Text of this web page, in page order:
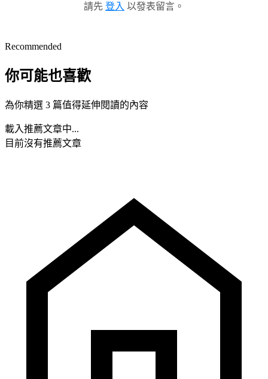
請先 登入 以發表留言。
Recommended
你可能也喜歡
為你精選 3 篇值得延伸閱讀的內容
載入推薦文章中...
目前沒有推薦文章